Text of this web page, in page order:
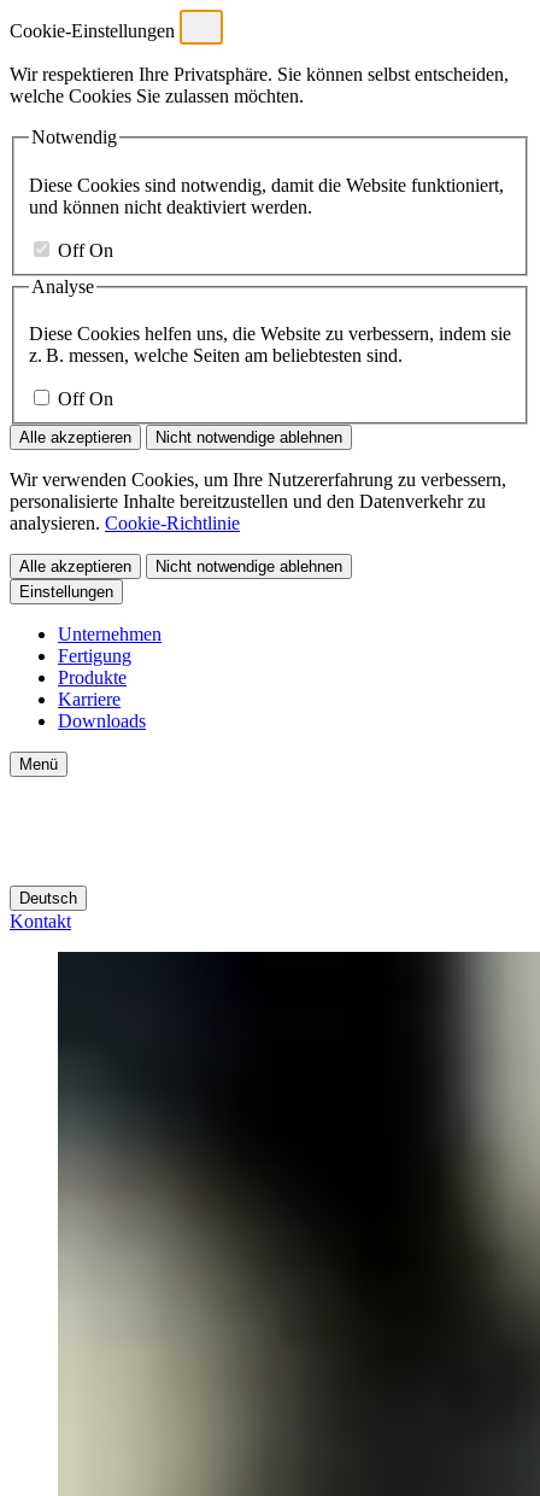
Cookie-Einstellungen
Wir respektieren Ihre Privatsphäre. Sie können selbst entscheiden,
welche Cookies Sie zulassen möchten.
Notwendig
Diese Cookies sind notwendig, damit die Website funktioniert,
und können nicht deaktiviert werden.
Off On
Analyse
Diese Cookies helfen uns, die Website zu verbessern, indem sie
z. B. messen, welche Seiten am beliebtesten sind.
Off On
Alle akzeptieren Nicht notwendige ablehnen
Wir verwenden Cookies, um Ihre Nutzererfahrung zu verbessern,
personalisierte Inhalte bereitzustellen und den Datenverkehr zu
analysieren. Cookie-Richtlinie
Alle akzeptieren
Nicht notwendige ablehnen
Einstellungen
Unternehmen
Fertigung
Produkte
Karriere
Downloads
Menü
Deutsch
Kontakt